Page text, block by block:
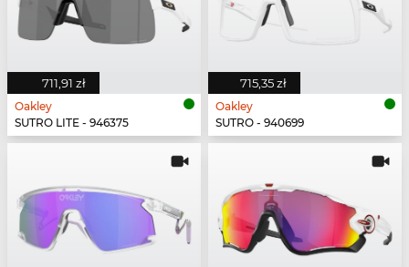
711,91 zł
Oakley
SUTRO LITE - 946375
715,35 zł
Oakley
SUTRO - 940699